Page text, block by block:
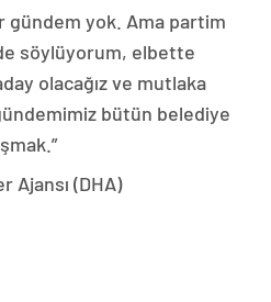
gündem yok. Ama partim
söylüyorum, elbette
olacağız ve mutlaka
bütün belediye
Ajansı (DHA)